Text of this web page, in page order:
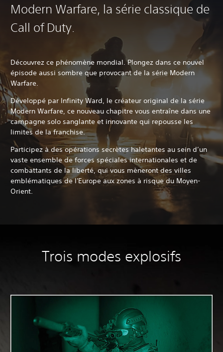
Modern Warfare, la série classique de
Call of Duty.
Découvrez ce phénomène mondial. Plongez dans ce nouvel
épisode aussi sombre que provocant de la série Modern
Warfare.
Développé par Infinity Ward, le créateur original de la série
Modern Warfare, ce nouveau chapitre vous entraîne dans une
campagne solo sanglante et innovante qui repousse les
limites de la franchise.
Participez à des opérations secrètes haletantes au sein d’un
vaste ensemble de forces spéciales internationales et de
combattants de la liberté, qui vous mèneront des villes
emblématiques de l'Europe aux zones à risque du Moyen-
Orient.
Trois modes explosifs